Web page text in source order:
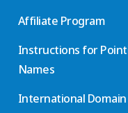
Affiliate Program
Instructions for
Names
International